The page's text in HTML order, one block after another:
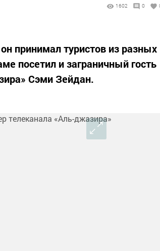
1602 0
принимал туристов из разных
посетил и заграничный гость
Сэми Зейдан.